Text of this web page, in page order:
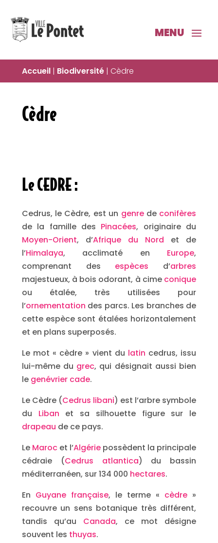
Accueil| Biodiversité| Cèdre
Cèdre
Le CEDRE :
Cedrus, le Cèdre, est un genrede conifères
de la famille des Pinacées, originaire du
Moyen-Orient, d’Afrique du Nord et de
l’Himalaya, acclimaté en Europe,
comprenant des espèces d’arbres
majestueux, à bois odorant, à cime conique
ou étalée, très utilisées pour
l’ornementation des parcs. Les branches de
cette espèce sont étalées horizontalement
et en plans superposés.
Le mot « cèdre » vient du latin cedrus, issu
lui-même du grec, qui désignait aussi bien
le genévrier cade.
Le Cèdre (Cedrus libani) est l’arbre symbole
du Liban et sa silhouette figure sur le
drapeau de ce pays.
Le Marocet l’Algérie possèdent la principale
cédraie (Cedrus atlantica) du bassin
méditerranéen, sur 134 000 hectares.
En Guyane française, le terme « cèdre »
recouvre un sens botanique très différent,
tandis qu’au Canada, ce mot désigne
souvent les thuyas.